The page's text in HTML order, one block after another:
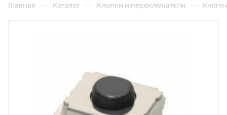
Главная — Каталог — Кнопки и переключатели —